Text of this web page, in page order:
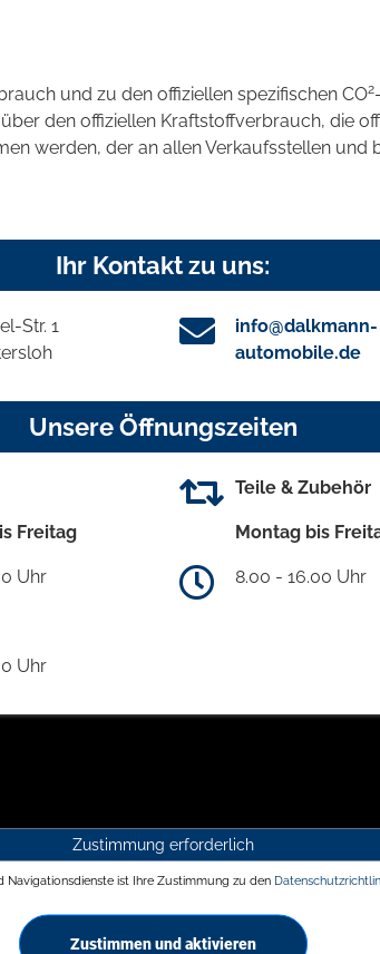
und zu den offiziellen spezifischen CO2
den offiziellen Kraftstoffverbrauch, die
werden, der an allen Verkaufsstellen und
Ihr Kontakt zu uns:
Str. 1
info@dalkmann-
automobile.de
Unsere Öffnungszeiten
Freitag
Uhr
Uhr
Teile & Zubehör
Montag bis
8.00 - 16.00 Uhr
Zustimmung erforderlich
Navigationsdienste ist Ihre Zustimmung zu den
Zustimmen und aktivieren